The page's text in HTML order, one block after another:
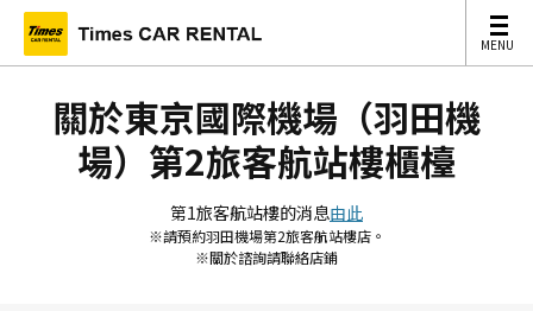
MENU
MENU
關於東京國際機場（羽田機
場）第2旅客航站樓櫃檯
第1旅客航站樓的消息由此
※請預約羽田機場第2旅客航站樓店。
※關於諮詢請聯絡店鋪